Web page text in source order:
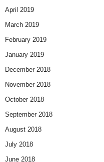
April 2019
March 2019
February 2019
January 2019
December 2018
November 2018
October 2018
September 2018
August 2018
July 2018
June 2018